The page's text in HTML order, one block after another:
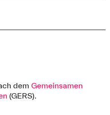
dem Gemeinsamen
(GERS).